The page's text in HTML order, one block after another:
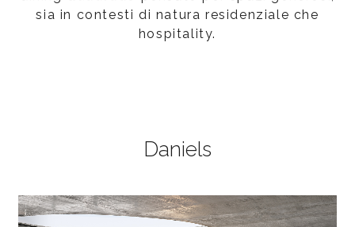
sia in contesti di natura residenziale che
hospitality.
Daniels